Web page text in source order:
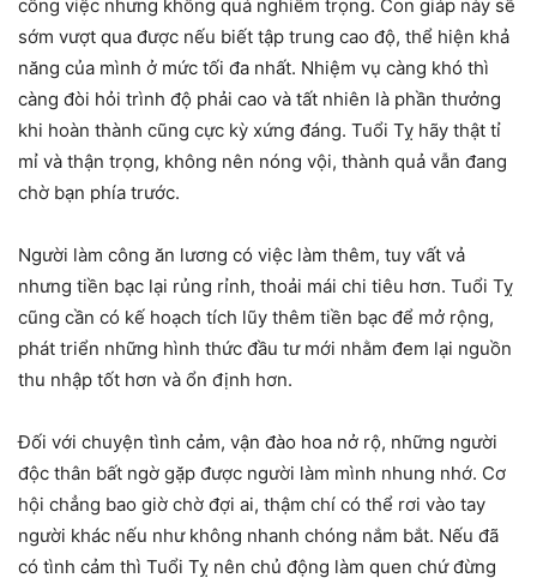
công việc nhưng không quá nghiêm trọng. Con giáp này sẽ
sớm vượt qua được nếu biết tập trung cao độ, thể hiện khả
năng của mình ở mức tối đa nhất. Nhiệm vụ càng khó thì
càng đòi hỏi trình độ phải cao và tất nhiên là phần thưởng
khi hoàn thành cũng cực kỳ xứng đáng. Tuổi Tỵ hãy thật tỉ
mỉ và thận trọng, không nên nóng vội, thành quả vẫn đang
chờ bạn phía trước.
Người làm công ăn lương có việc làm thêm, tuy vất vả
nhưng tiền bạc lại rủng rỉnh, thoải mái chi tiêu hơn. Tuổi Tỵ
cũng cần có kế hoạch tích lũy thêm tiền bạc để mở rộng,
phát triển những hình thức đầu tư mới nhằm đem lại nguồn
thu nhập tốt hơn và ổn định hơn.
Đối với chuyện tình cảm, vận đào hoa nở rộ, những người
độc thân bất ngờ gặp được người làm mình nhung nhớ. Cơ
hội chẳng bao giờ chờ đợi ai, thậm chí có thể rơi vào tay
người khác nếu như không nhanh chóng nắm bắt. Nếu đã
có tình cảm thì Tuổi Tỵ nên chủ động làm quen chứ đừng